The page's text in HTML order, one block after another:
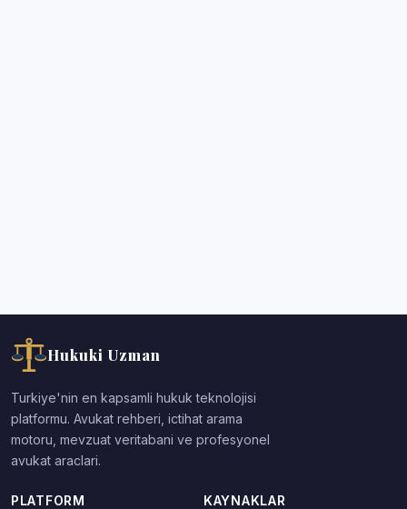
Hukuki Uzman
Turkiye'nin en kapsamli hukuk teknolojisi
platformu. Avukat rehberi, ictihat arama
motoru, mevzuat veritabani ve profesyonel
avukat araclari.
PLATFORM KAYNAKLAR